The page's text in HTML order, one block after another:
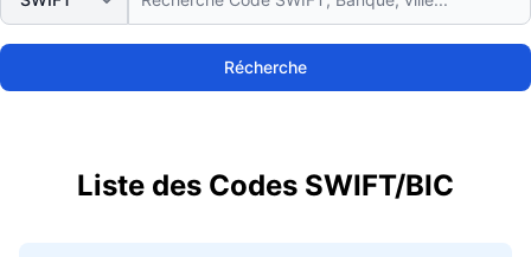
Récherche
Liste des Codes SWIFT/BIC